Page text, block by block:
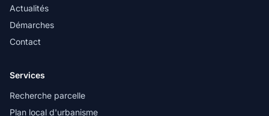
Actualités
Démarches
Contact
Services
Recherche parcelle
Plan local d'urbanisme